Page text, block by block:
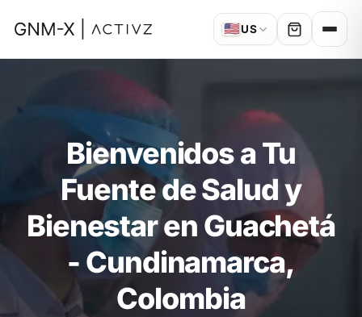
🇺🇸US
Bienvenidos a Tu
Fuente de Salud y
Bienestar en Guachetá
- Cundinamarca,
Colombia